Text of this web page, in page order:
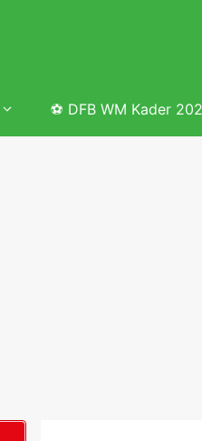
⚽ DFB WM Kader